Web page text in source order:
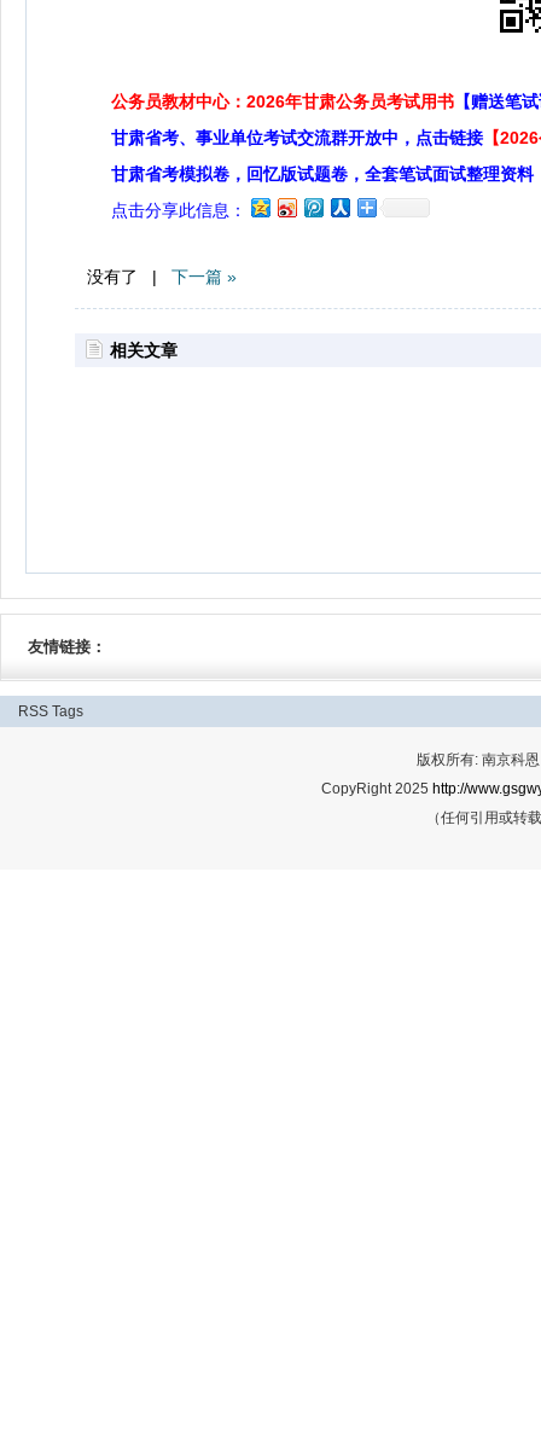
公务员教材中心：2026年甘肃公务员考试用书 【赠送笔
甘肃省考、事业单位考试交流群开放中，点击链接 【
甘肃省考模拟卷，回忆版试题卷，全套笔试面试整理资料
点击分享此信息：
没有了 | 下一篇 »
相关文章
友情链接：
RSS Tags
版权所有: 南京科
CopyRight 2025 http://
（任何引用或转